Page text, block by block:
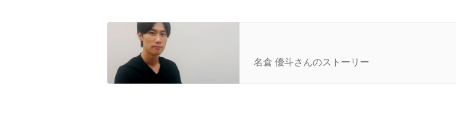
て感じたネット通販の魅力
名倉 優斗さんのストーリー